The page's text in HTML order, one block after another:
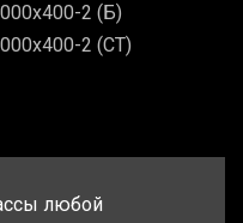
2 (Б)
2 (СТ)
любой